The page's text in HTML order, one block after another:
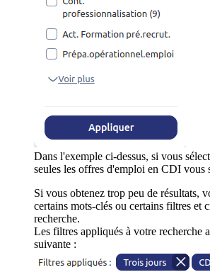
Dans l'exemple ci-dessus, si vous
seules les offres d'emploi en CDI vous
Si vous obtenez trop peu de résultats,
certains mots-clés ou certains filtres et
recherche.
Les filtres appliqués à votre recherche
suivante :